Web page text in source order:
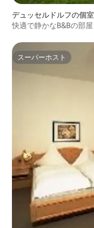
デュッセルドルフの個室
快適で静かなB&Bの部屋
スーパーホスト
スーパーホスト